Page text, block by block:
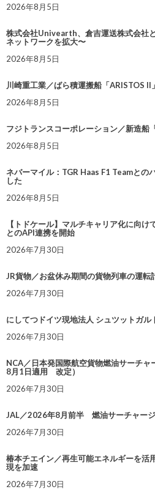
2026年8月5日
株式会社Univearth、倉吉運送株式会社
ネットワークを拡大〜
2026年8月5日
川崎重工業／ばら積運搬船「ARISTOS II
2026年8月5日
フジトランスコーポレーション／新造船
2026年8月5日
ネバーマイル：TGR Haas F1 Teamとの
した
2026年8月5日
【トドケール】マルチキャリア化に向
とのAPI連携を開始
2026年7月30日
JR貨物／お盆休み期間の貨物列車の運転
2026年7月30日
にしてつドイツ現地法人 シュツットガ
2026年7月30日
NCA／日本発国際航空貨物燃油サーチ
8月1日適用 改定）
2026年7月30日
JAL／2026年8月前半 燃油サーチャー
2026年7月30日
椿本チエイン／再生可能エネルギーを活
現を加速
2026年7月30日